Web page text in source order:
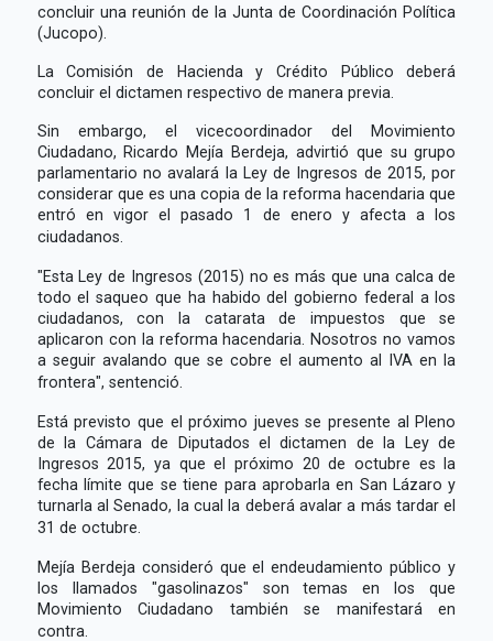
concluir una reunión de la Junta de Coordinación Política
(Jucopo).
La Comisión de Hacienda y Crédito Público deberá
concluir el dictamen respectivo de manera previa.
Sin embargo, el vicecoordinador del Movimiento
Ciudadano, Ricardo Mejía Berdeja, advirtió que su grupo
parlamentario no avalará la Ley de Ingresos de 2015, por
considerar que es una copia de la reforma hacendaria que
entró en vigor el pasado 1 de enero y afecta a los
ciudadanos.
"Esta Ley de Ingresos (2015) no es más que una calca de
todo el saqueo que ha habido del gobierno federal a los
ciudadanos, con la catarata de impuestos que se
aplicaron con la reforma hacendaria. Nosotros no vamos
a seguir avalando que se cobre el aumento al IVA en la
frontera", sentenció.
Está previsto que el próximo jueves se presente al Pleno
de la Cámara de Diputados el dictamen de la Ley de
Ingresos 2015, ya que el próximo 20 de octubre es la
fecha límite que se tiene para aprobarla en San Lázaro y
turnarla al Senado, la cual la deberá avalar a más tardar el
31 de octubre.
Mejía Berdeja consideró que el endeudamiento público y
los llamados "gasolinazos" son temas en los que
Movimiento Ciudadano también se manifestará en
contra.